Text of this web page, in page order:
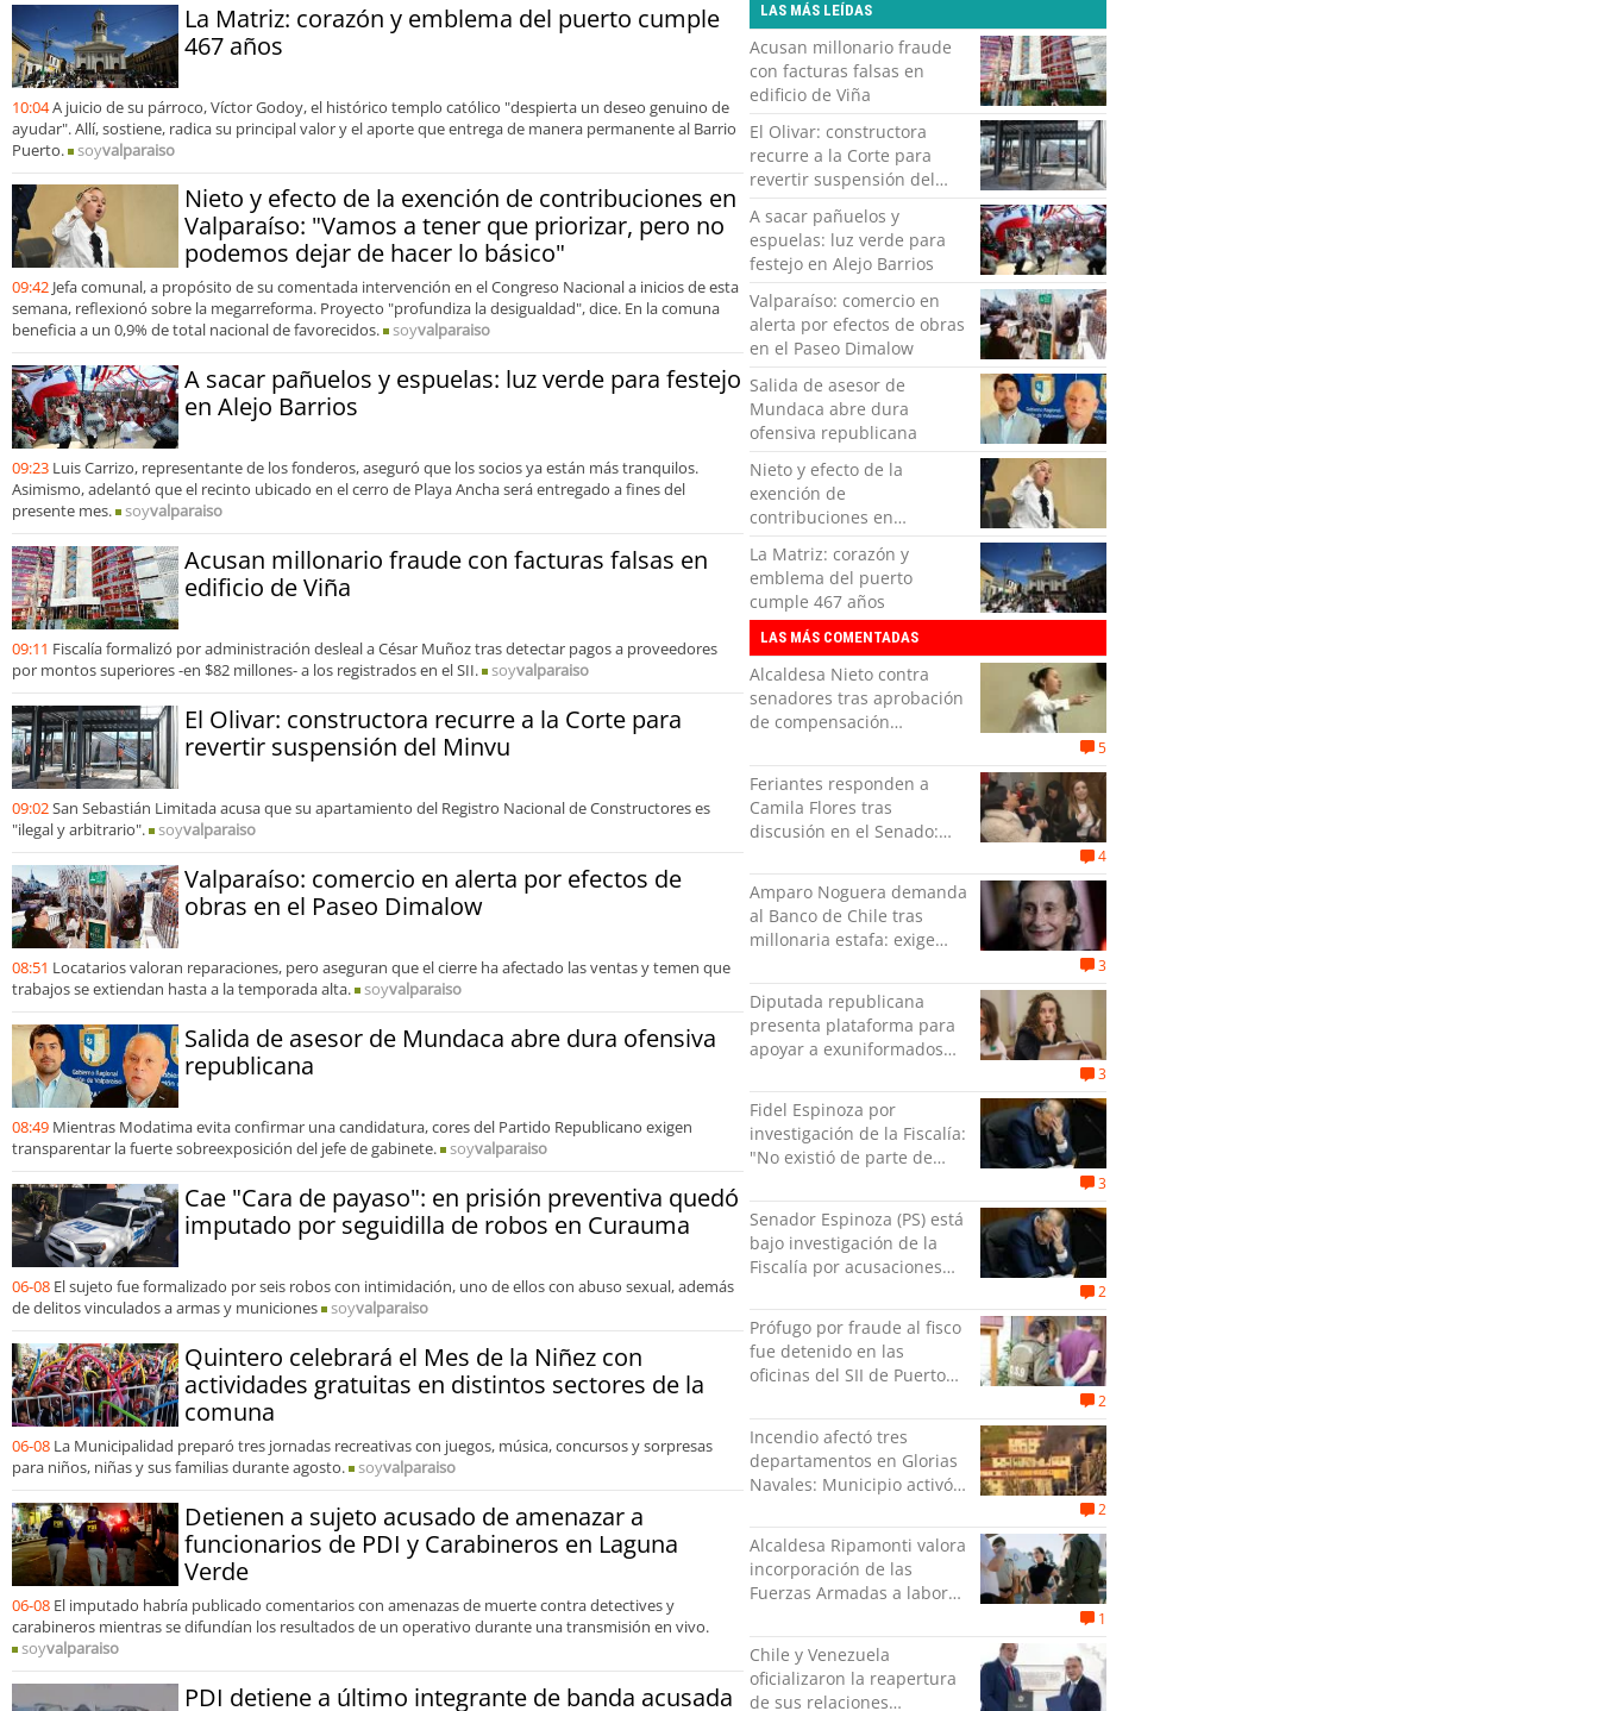
La Matriz: corazón y emblema del puerto cumple
467 años
10:04A juicio de su párroco, Víctor Godoy, el histórico templo católico "despierta un deseo genuino de
ayudar". Allí, sostiene, radica su principal valor y el aporte que entrega de manera permanente al Barrio
Puerto.
soyvalparaiso
Nieto y efecto de la exención de contribuciones en
Valparaíso: "Vamos a tener que priorizar, pero no
podemos dejar de hacer lo básico"
09:42 Jefa comunal, a propósito de su comentada intervención en el Congreso Nacional a inicios de esta
semana, reflexionó sobre la megarreforma. Proyecto "profundiza la desigualdad", dice. En la comuna
beneficia a un 0,9% de total nacional de favorecidos.
soyvalparaiso
A sacar pañuelos y espuelas: luz verde para festejo
en Alejo Barrios
09:23 Luis Carrizo, representante de los fonderos, aseguró que los socios ya están más tranquilos.
Asimismo, adelantó que el recinto ubicado en el cerro de Playa Ancha será entregado a fines del
presente mes.
soyvalparaiso
Acusan millonario fraude con facturas falsas en
edificio de Viña
09:11 Fiscalía formalizó por administración desleal a César Muñoz tras detectar pagos a proveedores
por montos superiores -en $82 millones- a los registrados en el SII.
soyvalparaiso
El Olivar: constructora recurre a la Corte para
revertir suspensión del Minvu
09:02San Sebastián Limitada acusa que su apartamiento del Registro Nacional de Constructores es
"ilegal y arbitrario".
soyvalparaiso
Valparaíso: comercio en alerta por efectos de
obras en el Paseo Dimalow
08:51 Locatarios valoran reparaciones, pero aseguran que el cierre ha afectado las ventas y temen que
trabajos se extiendan hasta a la temporada alta.
soyvalparaiso
Salida de asesor de Mundaca abre dura ofensiva
republicana
08:49 Mientras Modatima evita confirmar una candidatura, cores del Partido Republicano exigen
transparentar la fuerte sobreexposición del jefe de gabinete.
soyvalparaiso
Cae "Cara de payaso": en prisión preventiva quedó
imputado por seguidilla de robos en Curauma
06-08 El sujeto fue formalizado por seis robos con intimidación, uno de ellos con abuso sexual, además
de delitos vinculados a armas y municiones
soyvalparaiso
Quintero celebrará el Mes de la Niñez con
actividades gratuitas en distintos sectores de la
comuna
06-08 La Municipalidad preparó tres jornadas recreativas con juegos, música, concursos y sorpresas
para niños, niñas y sus familias durante agosto.
soyvalparaiso
Detienen a sujeto acusado de amenazar a
funcionarios de PDI y Carabineros en Laguna
Verde
06-08 El imputado habría publicado comentarios con amenazas de muerte contra detectives y
carabineros mientras se difundían los resultados de un operativo durante una transmisión en vivo.
soyvalparaiso
PDI detiene a último integrante de banda acusada
LAS MÁS LEÍDAS
Acusan millonario fraude
con facturas falsas en
edificio de Viña
El Olivar: constructora
recurre a la Corte para
revertir suspensión del
Minvu
A sacar pañuelos y
espuelas: luz verde para
festejo en Alejo Barrios
Valparaíso: comercio en
alerta por efectos de obras
en el Paseo Dimalow
Salida de asesor de
Mundaca abre dura
ofensiva republicana
Nieto y efecto de la
exención de
contribuciones en
Valparaíso: "Vamos a tener
que priorizar, pero no
podemos dejar de hacer lo
básico"
La Matriz: corazón y
emblema del puerto
cumple 467 años
LAS MÁS COMENTADAS
Alcaldesa Nieto contra
senadores tras aprobación
de compensación
indolente"
5
Feriantes responden a
Camila Flores tras
discusión en el Senado:
orgullo”
4
Amparo Noguera demanda
al Banco de Chile tras
millonaria estafa: exige
3
Diputada republicana
presenta plataforma para
apoyar a exuniformados
social
3
Fidel Espinoza por
investigación de la Fiscalía:
"No existió de parte de
violencia física ni verbal"
3
Senador Espinoza (PS) está
bajo investigación de la
Fiscalía por acusaciones
su pareja
2
Prófugo por fraude al fisco
fue detenido en las
oficinas del SII de Puerto
facturas
2
Incendio afectó tres
departamentos en Glorias
Navales: Municipio activó
damnificadas
2
Alcaldesa Ripamonti valora
incorporación de las
Fuerzas Armadas a labores
“responsabilidad política”
1
Chile y Venezuela
oficializaron la reapertura
de sus relaciones